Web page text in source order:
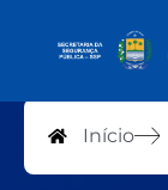
Notícias
Início